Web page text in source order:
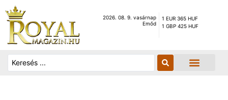
2026. 08. 9. vasárnap
Emőd
1 EUR 365 HUF
1 GBP 425 HUF